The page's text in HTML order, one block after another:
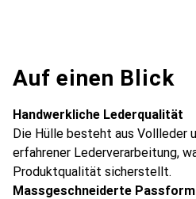
Auf einen Blick
Handwerkliche Lederqualität
Die Hülle besteht aus Vollleder
erfahrener Lederverarbeitung,
Produktqualität sicherstellt.
Massgeschneiderte Passform